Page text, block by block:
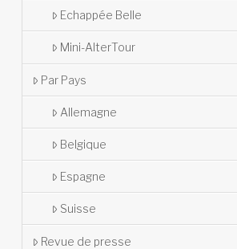
Echappée Belle
Mini-AlterTour
Par Pays
Allemagne
Belgique
Espagne
Suisse
Revue de presse